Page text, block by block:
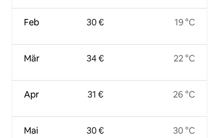
Feb
Mär
Apr
Mai
30 €
34 €
31 €
30 €
19 °C
22 °C
26 °C
30 °C